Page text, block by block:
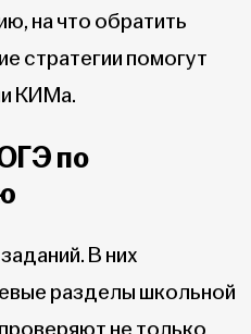
на что обратить
стратегии помогут
КИМа.
по
В них
разделы школьной